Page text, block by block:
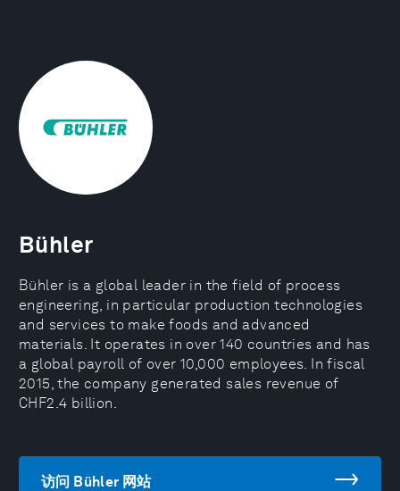
Bühler
Bühler is a global leader in the field of process
engineering, in particular production technologies
and services to make foods and advanced
materials. It operates in over 140 countries and has
a global payroll of over 10,000 employees. In fiscal
2015, the company generated sales revenue of
CHF2.4 billion.
访问 Bühler 网站